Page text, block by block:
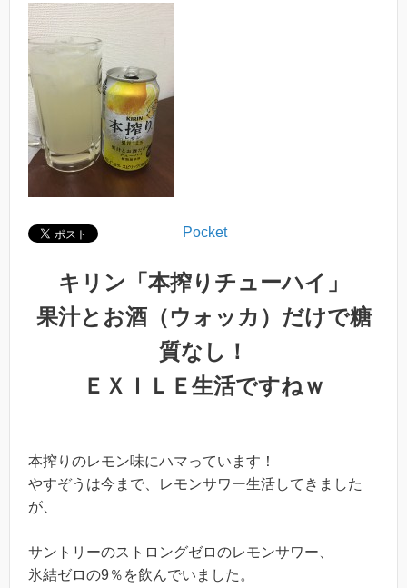
Pocket
キリン「本搾りチューハイ」
果汁とお酒（ウォッカ）だけで糖
質なし！
ＥＸＩＬＥ生活ですねｗ
本搾りのレモン味にハマっています！
やすぞうは今まで、レモンサワー生活してきました
が、
サントリーのストロングゼロのレモンサワー、
氷結ゼロの9％を飲んでいました。